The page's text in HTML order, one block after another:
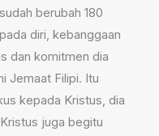
berubah 180
diri, kebanggaan
dan komitmen dia
Jemaat Filipi. Itu
kepada Kristus, dia
juga begitu